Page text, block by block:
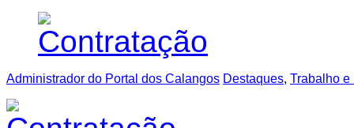
Administrador do Portal dos Calangos Destaques, Trabalho e